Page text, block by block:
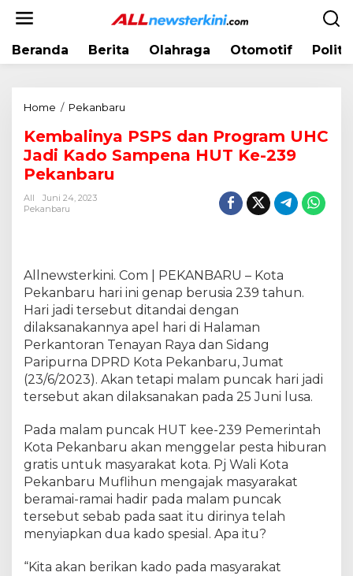
Beranda Berita Olahraga Otomotif
Home / Pekanbaru
m
b
S
P
S
d
a
n
P
r
r
a
m
U
H
C
J
d
Kembalinya PSPS dan Program UHC
Jadi Kado Sampena HUT Ke-239
Pekanbaru
All
Juni 24, 2023
Pekanbaru
Allnewsterkini. Com | PEKANBARU – Kota
Pekanbaru hari ini genap berusia 239 tahun.
Hari jadi tersebut ditandai dengan
dilaksanakannya apel hari di Halaman
Perkantoran Tenayan Raya dan Sidang
Paripurna DPRD Kota Pekanbaru, Jumat
(23/6/2023). Akan tetapi malam puncak hari jadi
tersebut akan dilaksanakan pada 25 Juni lusa.
Pada malam puncak HUT kee-239 Pemerintah
Kota Pekanbaru akan menggelar pesta hiburan
gratis untuk masyarakat kota. Pj Wali Kota
Pekanbaru Muflihun mengajak masyarakat
beramai-ramai hadir pada malam puncak
tersebut sebab pada saat itu dirinya telah
menyiapkan dua kado spesial. Apa itu?
“Kita akan berikan kado pada masyarakat